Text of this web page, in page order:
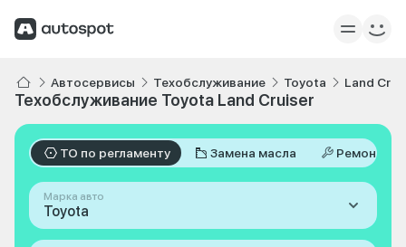
Автосервисы Техобслуживание Toyota Land
Техобслуживание Toyota Land Cruiser
ТО по регламенту Замена масла Ремонт
Марка авто
Toyota